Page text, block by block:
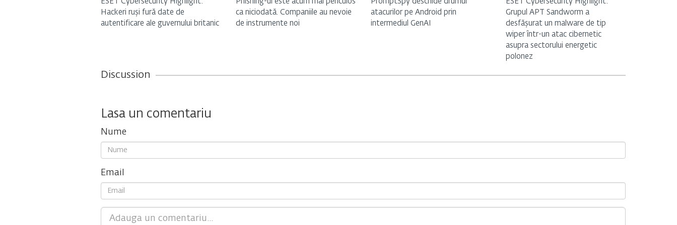
Hackeri ruși fură date de
autentificare ale guvernului britanic
ca niciodată. Companiile au nevoie
de instrumente noi
atacurilor pe Android prin
intermediul GenAI
Grupul APT Sandworm a
desfășurat un malware de tip
wiper într-un atac cibernetic
asupra sectorului energetic
polonez
Discussion
Lasa un comentariu
Nume
Email
Comment